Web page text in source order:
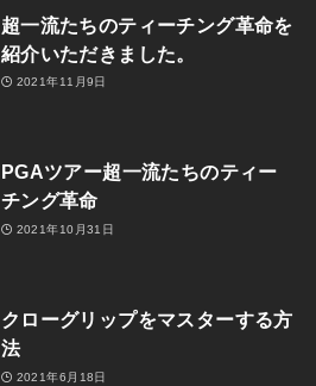
超一流たちのティーチング革命を
紹介いただきました。
2021年11月9日
PGAツアー超一流たちのティー
チング革命
2021年10月31日
クローグリップをマスターする方
法
2021年6月18日